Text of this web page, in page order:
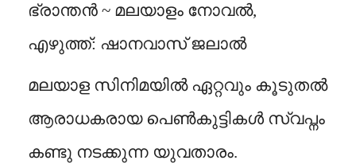
ഭ്രാന്തൻ ~ മലയാളം നോവൽ,
എഴുത്ത്: ഷാനവാസ് ജലാൽ
മലയാള സിനിമയിൽ ഏറ്റവും കൂടുതൽ
ആരാധകരായ പെൺകുട്ടികൾ സ്വപ്നം
കണ്ടു നടക്കുന്ന യുവതാരം.